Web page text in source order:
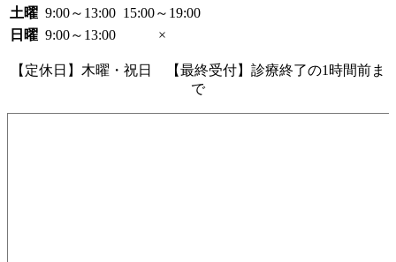
土曜 9:00～13:00 15:00～19:00
日曜 9:00～13:00 ×
【定休日】木曜・祝日 【最終受付】診療終了の1時間前ま
で